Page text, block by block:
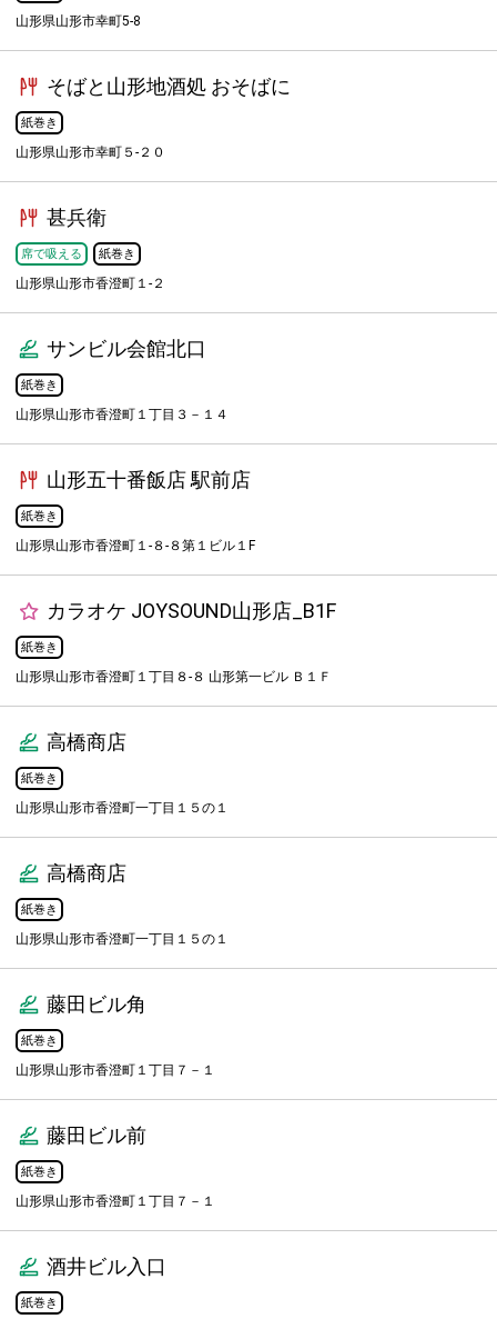
山形県山形市幸町5-8
そばと山形地酒処 おそばに
紙巻き
山形県山形市幸町５-２０
甚兵衛
席で吸える 紙巻き
山形県山形市香澄町１-２
サンビル会館北口
紙巻き
山形県山形市香澄町１丁目３－１４
山形五十番飯店 駅前店
紙巻き
山形県山形市香澄町１-８-８第１ビル１F
カラオケ JOYSOUND山形店_B1F
紙巻き
山形県山形市香澄町１丁目８-８ 山形第一ビル Ｂ１Ｆ
高橋商店
紙巻き
山形県山形市香澄町一丁目１５の１
高橋商店
紙巻き
山形県山形市香澄町一丁目１５の１
藤田ビル角
紙巻き
山形県山形市香澄町１丁目７－１
藤田ビル前
紙巻き
山形県山形市香澄町１丁目７－１
酒井ビル入口
紙巻き